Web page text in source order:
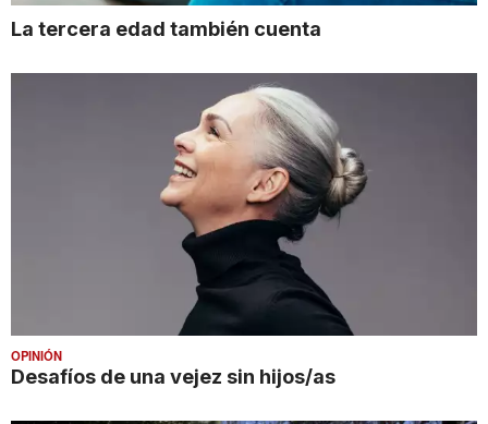
La tercera edad también cuenta
OPINIÓN
Desafíos de una vejez sin hijos/as